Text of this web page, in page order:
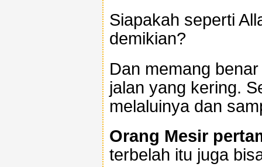
Siapakah seperti
demikian?
Dan memang
jalan yang kering.
melaluinya dan
Orang Mesir
terbelah itu juga